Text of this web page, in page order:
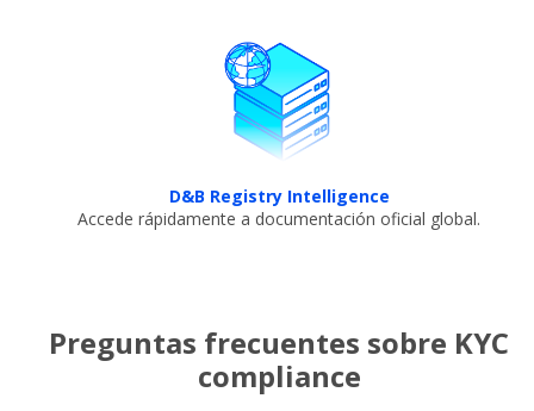
D&B Registry Intelligence
Accede rápidamente a documentación oficial global.​
Preguntas frecuentes sobre KYC
compliance